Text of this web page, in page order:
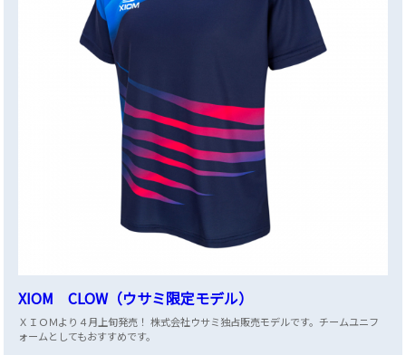
XIOM CLOW（ウサミ限定モデル）
ＸＩＯＭより４月上旬発売！ 株式会社ウサミ独占販売モデルです。チームユニフ
ォームとしてもおすすめです。